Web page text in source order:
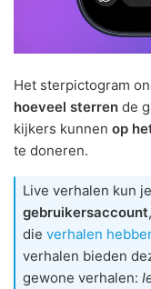
Het sterpictogram
hoeveel sterren de
kijkers kunnen op
te doneren.
Live verhalen kun
gebruikersaccount
die verhalen
verhalen bieden
gewone verhalen: